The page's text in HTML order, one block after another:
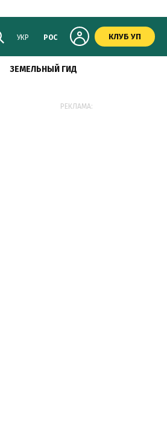
УКР РОС КЛУБ УП
ЗЕМЕЛЬНЫЙ ГИД
РЕКЛАМА: